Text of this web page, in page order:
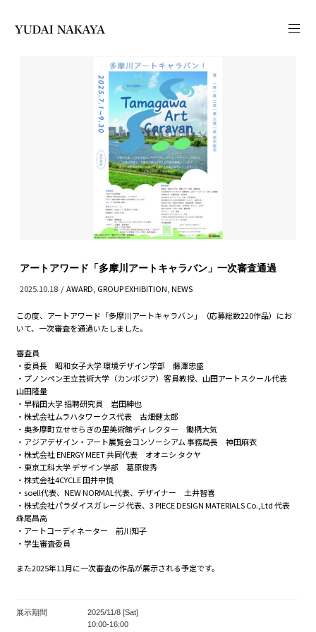
アートアワード「多摩川アートキャラバン」一次審査通過
2025.10.18 / AWARD GROUP EXHIBITION ,NEWS
この度、アートアワード「多摩川アートキャラバン」（応募総数220作品）にお
いて、一次審査を通過いたしました。
審査員
・委員長 昭和女子大学 環境デザイン学部 藤澤忠盛
・プノンペン王立芸術大学（カンボジア）客員教授、山田アートスクール代表
山田隆量
・早稲田大学 招聘研究員 岩田紳也
・株式会社ムラハタワークス代表 古畑健太郎
・奥多摩町立せせらぎの里美術館ディレクター 鋤柄大気
・アジアデザイン・アート展覧会コンソーシアム 事務局長 神田麻衣
・株式会社 ENERGY MEET 共同代表 オオニシ タクヤ
・東京工科大学 デザイン学部 葛原俊秀
・株式会社4CYCLE 田井中慎
・soell代表、NEW NORMAL代表、デザイナー 土井智喜
・株式会社パラダイスガレージ 代表、3 PIECE DESIGN MATERIALS Co.,Ltd 代表
森尾昌高
・アートコーディネーター 前川知子
・学生審査委員
また2025年11月に一次審査の作品が展示される予定です。
展示期間
2025/11/8 [Sat]
10:00-16:00